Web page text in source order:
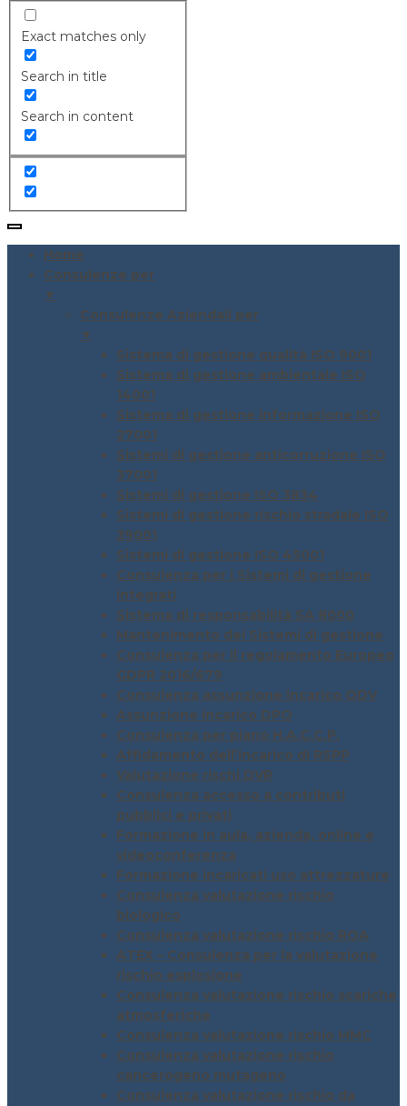
Exact matches only
Search in title
Search in content
Home
Consulenze per
▼
Consulenze Aziendali per
▼
Sistema di gestione qualità ISO 9001
Sistema di gestione ambientale ISO
14001
Sistema di gestione informazione ISO
27001
Sistemi di gestione anticorruzione ISO
37001
Sistemi di gestione ISO 3834
Sistemi di gestione rischio stradale ISO
39001
Sistemi di gestione ISO 45001
Consulenza per i Sistemi di gestione
integrati
Sistema di responsabilità SA 8000
Mantenimento dei Sistemi di gestione
Consulenza per il regolamento Europeo
GDPR 2016/679
Consulenza assunzione incarico ODV
Assunzione incarico DPO
Consulenza per piano H.A.C.C.P.
Affidamento dell’incarico di RSPP
Valutazione rischi DVR
Consulenza accesso a contributi
pubblici e privati
Formazione in aula, azienda, online e
videoconferenza
Formazione incaricati uso attrezzature
Consulenza valutazione rischio
biologico
Consulenza valutazione rischio ROA
ATEX – Consulenza per la valutazione
rischio esplosione
Consulenza valutazione rischio scariche
atmosferiche
Consulenza valutazione rischio MMC
Consulenza valutazione rischio
cancerogeno mutageno
Consulenza valutazione rischio da